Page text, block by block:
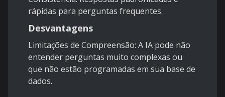
rápidas para perguntas frequentes.
Desvantagens
Limitações de Compreensão: A IA pode não
entender perguntas muito complexas ou
que não estão programadas em sua base de
dados.